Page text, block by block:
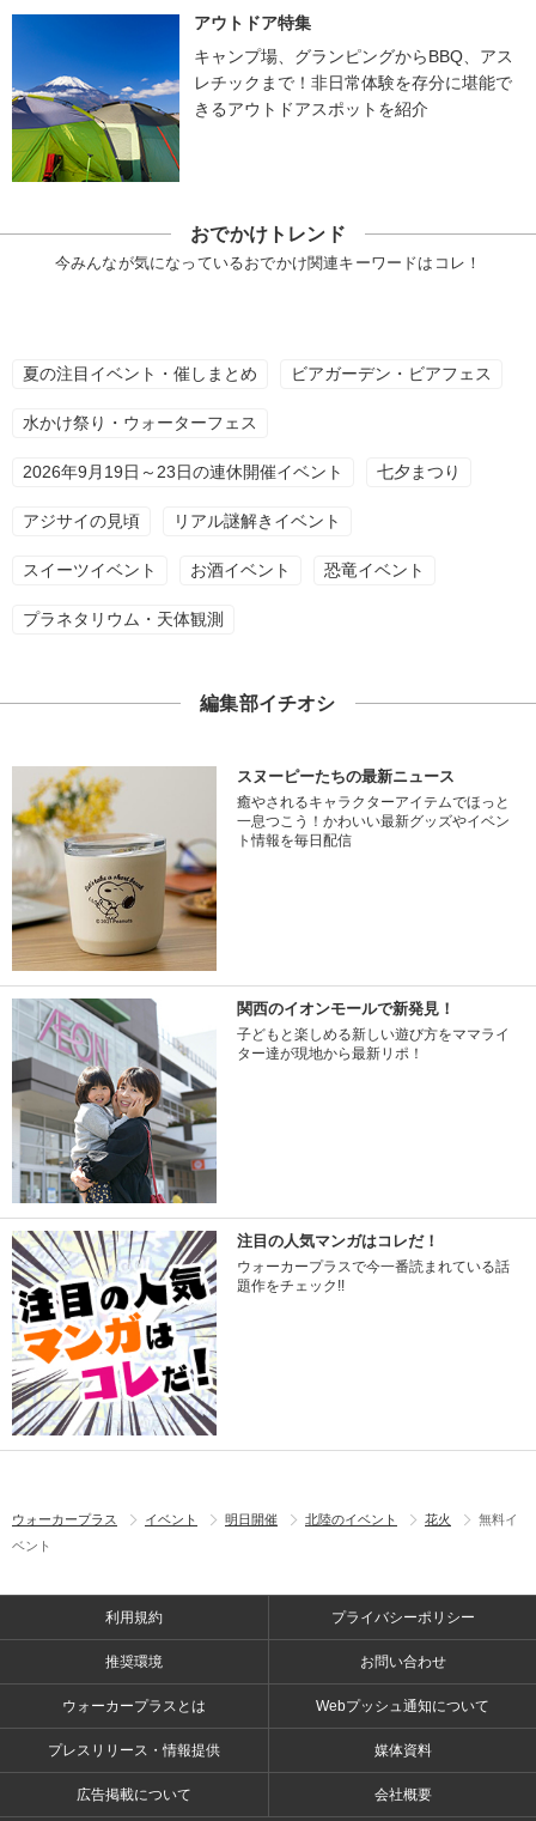
アウトドア特集
キャンプ場、グランピングからBBQ、アス
レチックまで！非日常体験を存分に堪能で
きるアウトドアスポットを紹介
おでかけトレンド
今みんなが気になっているおでかけ関連キーワードはコレ！
夏の注目イベント・催しまとめ ビアガーデン・ビアフェス
水かけ祭り・ウォーターフェス
2026年9月19日～23日の連休開催イベント 七夕まつり
アジサイの見頃 リアル謎解きイベント
スイーツイベント お酒イベント 恐竜イベント
プラネタリウム・天体観測
編集部イチオシ
スヌーピーたちの最新ニュース
癒やされるキャラクターアイテムでほっと
一息つこう！かわいい最新グッズやイベン
ト情報を毎日配信
関西のイオンモールで新発見！
子どもと楽しめる新しい遊び方をママライ
ター達が現地から最新リポ！
注目の人気マンガはコレだ！
ウォーカープラスで今一番読まれている話
題作をチェック!!
ウォーカープラス イベント 明日開催 北陸のイベント 花火
無料イ
ベント
利用規約 プライバシーポリシー
推奨環境 お問い合わせ
ウォーカープラスとは Webプッシュ通知について
プレスリリース・情報提供 媒体資料
広告掲載について 会社概要